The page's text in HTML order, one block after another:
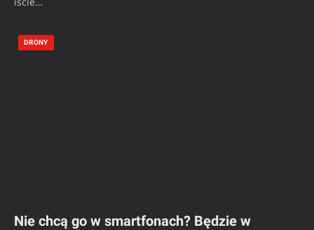
DRONY
Nie chcą go w smartfonach? Będzie w